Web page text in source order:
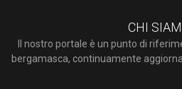
CHI
Il nostro portale è un punto di
bergamasca, continuamente